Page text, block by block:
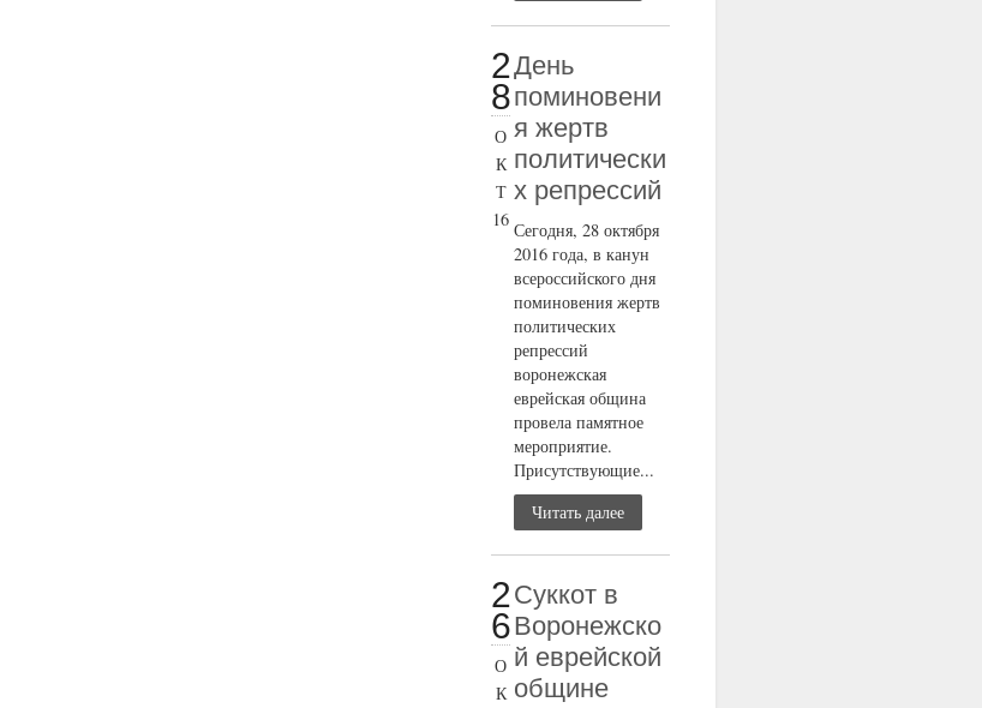
2
8
О
К
Т
16
День
поминовени
я жертв
политически
х репрессий
Сегодня, 28 октября
2016 года, в канун
всероссийского дня
поминовения жертв
политических
репрессий
воронежская
еврейская община
провела памятное
мероприятие.
Присутствующие...
Читать далее
2
6
О
К
Суккот в
Воронежско
й еврейской
общине